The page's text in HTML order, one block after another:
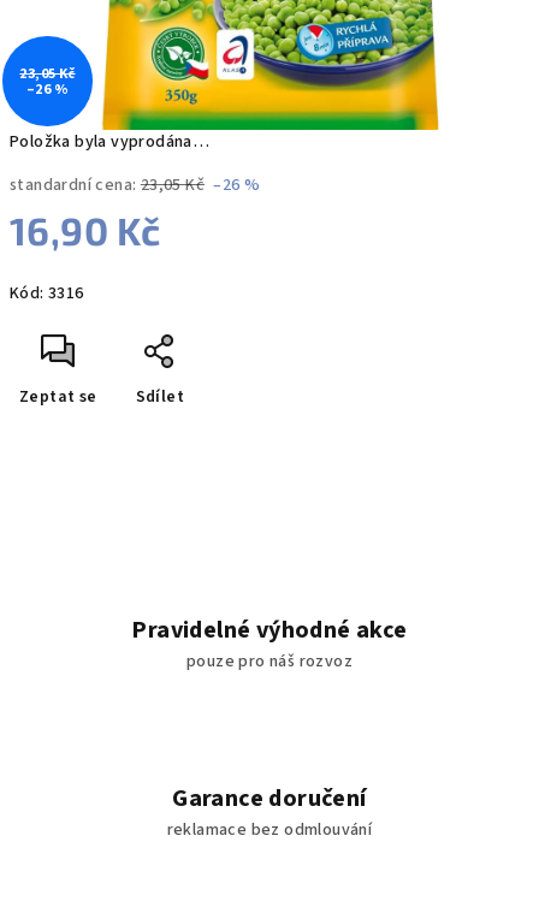
Položka byla vyprodána…
standardní cena: 23,05 Kč –26 %
16,90 Kč
cena:
Kód: 3316
Zeptat se Sdílet
23,05 Kč
–26 %
Pravidelné výhodné akce
pouze pro náš rozvoz
Garance doručení
reklamace bez odmlouvání